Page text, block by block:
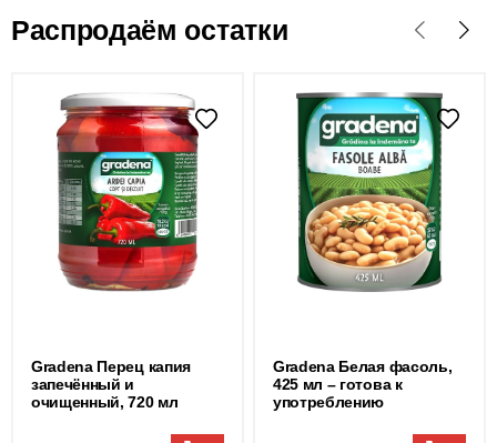
Распродаём остатки
Gradena Перец капия
запечённый и
очищенный, 720 мл
Gradena Белая фасоль,
425 мл – готова к
употреблению